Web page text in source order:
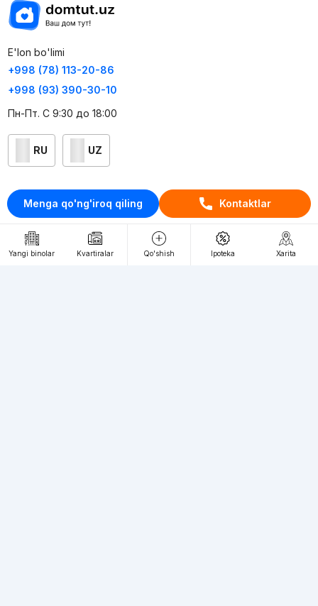
Menga qo'ng'iroq qiling Kontaktlar
Yangi binolar Kvartiralar Qo'shish Ipoteka Xarita
E'lon bo'limi
+998 (78) 113-20-86
+998 (93) 390-30-10
Пн-Пт. С 9:30 до 18:00
RU UZ
Kontaktlar
loyiha haqida
Webnow © loyihasi